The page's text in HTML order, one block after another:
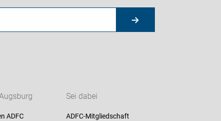
ADFC
Sei dabei
ADFC-Mitgliedschaft